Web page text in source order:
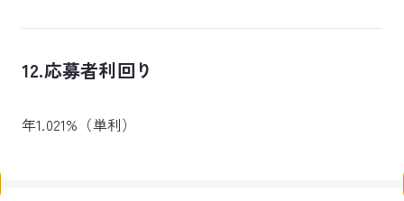
12.応募者利回り
年1.021%（単利）